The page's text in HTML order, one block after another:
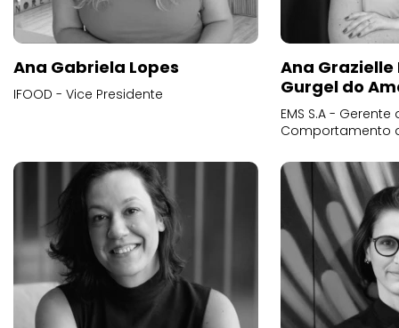
Ana Gabriela Lopes
IFOOD - Vice Presidente
Ana
Gurgel do
EMS S.A -
Comportamento